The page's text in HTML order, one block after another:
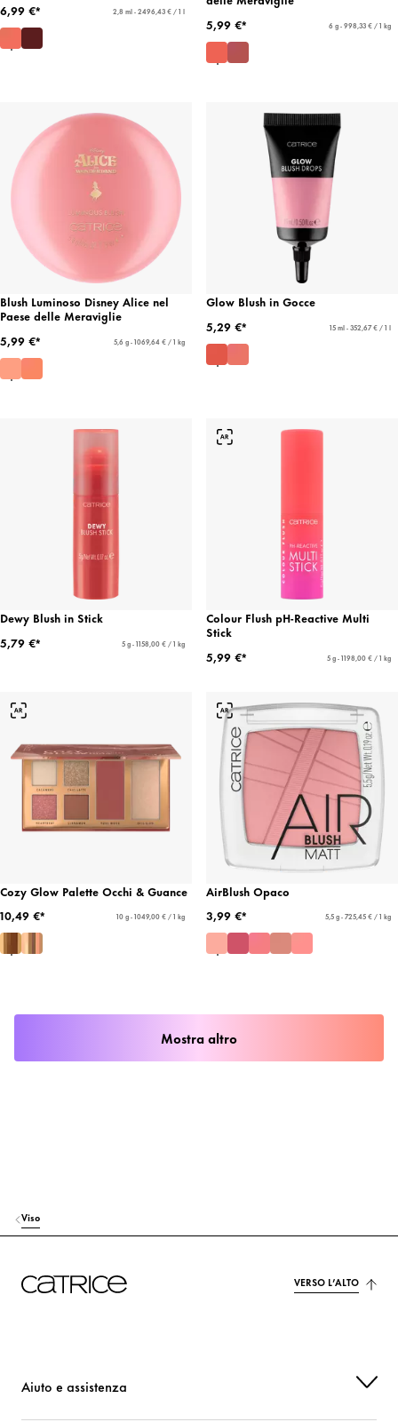
6,99 €* 2,8 ml - 2496,43 € / 1 l
5,99 €*
6 g - 998,33 € / 1 kg
Blush Luminoso Disney Alice nel
Paese delle Meraviglie
5,99 €*
5,6 g - 1069,64 € / 1 kg
Glow Blush in Gocce
5,29 €*
15 ml - 352,67 € / 1 l
Dewy Blush in Stick
5,79 €*
5 g - 1158,00 € / 1 kg
Colour Flush pH-Reactive Multi
Stick
5,99 €*
5 g - 1198,00 € / 1 kg
Cozy Glow Palette Occhi & Guance
10,49 €*
10 g - 1049,00 € / 1 kg
AirBlush Opaco
3,99 €*
5,5 g - 725,45 € / 1 kg
Mostra altro
Viso
VERSO L’ALTO
Aiuto e assistenza